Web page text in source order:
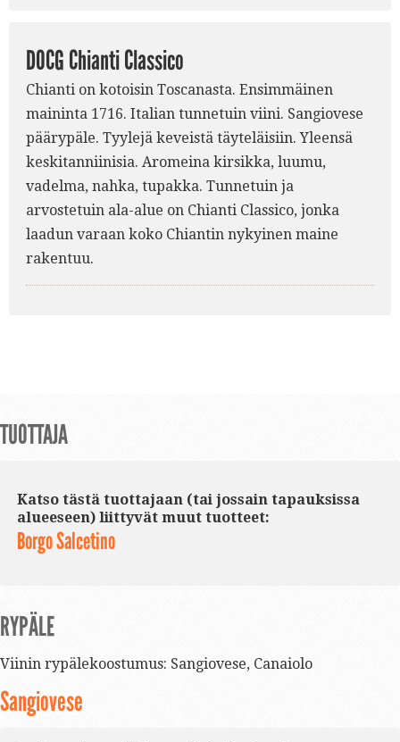
DOCG Chianti Classico
Chianti on kotoisin Toscanasta. Ensimmäinen
maininta 1716. Italian tunnetuin viini. Sangiovese
päärypäle. Tyylejä keveistä täyteläisiin. Yleensä
keskitanniinisia. Aromeina kirsikka, luumu,
vadelma, nahka, tupakka. Tunnetuin ja
arvostetuin ala-alue on Chianti Classico, jonka
laadun varaan koko Chiantin nykyinen maine
rakentuu.
TUOTTAJA
Katso tästä tuottajaan (tai jossain tapauksissa
alueeseen) liittyvät muut tuotteet:
Borgo Salcetino
RYPÄLE
Viinin rypälekoostumus: Sangiovese, Canaiolo
Sangiovese